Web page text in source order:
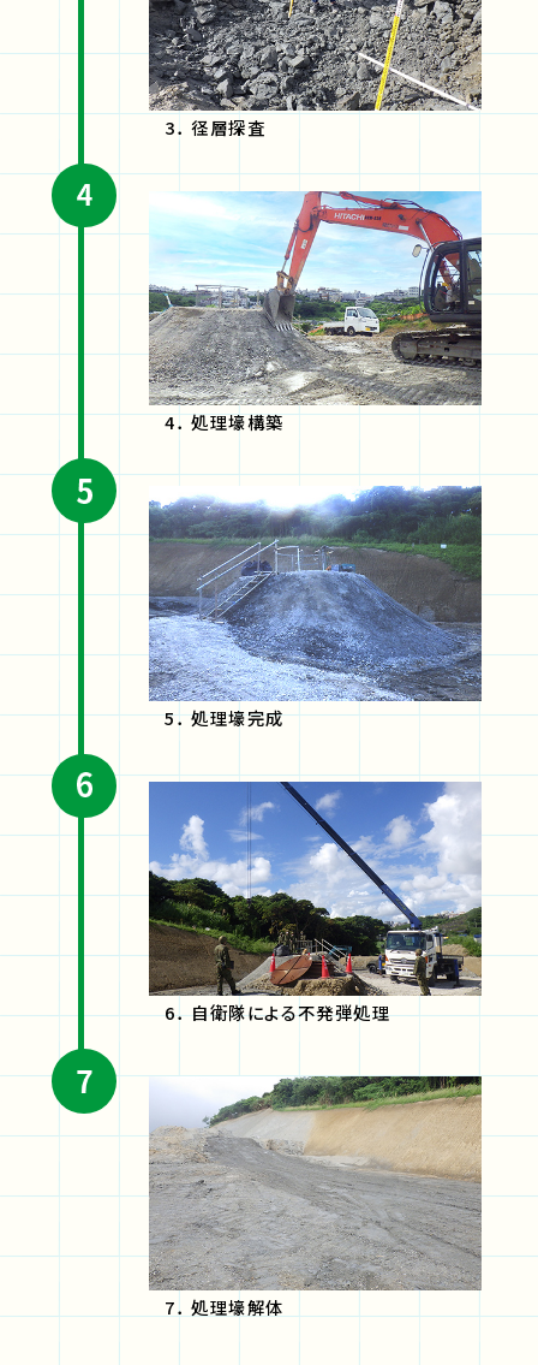
3． 径層探査
4． 処理壕構築
5． 処理壕完成
6． 自衛隊による不発弾処理
7． 処理壕解体